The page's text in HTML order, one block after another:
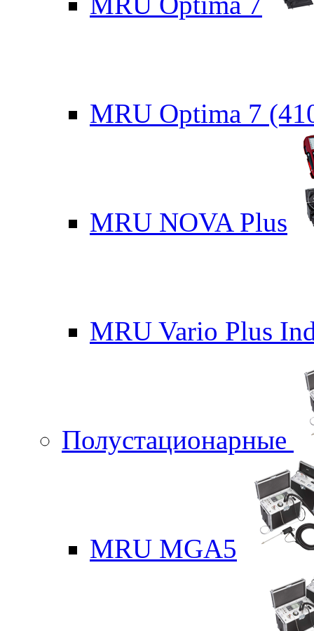
MRU Optima 7
MRU NOVA Plus
MRU Vario Plus
Полустационарные
MRU MGA5